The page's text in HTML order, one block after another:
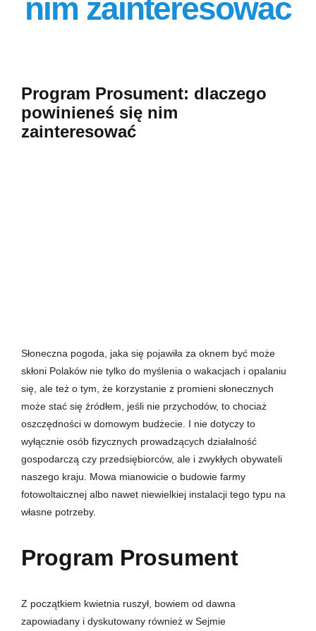
Szkolenia
Kontakt
nim zainteresować
Program Prosument: dlaczego
powinieneś się nim
zainteresować
Słoneczna pogoda, jaka się pojawiła za oknem być może
skłoni Polaków nie tylko do myślenia o wakacjach i opalaniu
się, ale też o tym, że korzystanie z promieni słonecznych
może stać się źródłem, jeśli nie przychodów, to chociaż
oszczędności w domowym budżecie. I nie dotyczy to
wyłącznie osób fizycznych prowadzących działalność
gospodarczą czy przedsiębiorców, ale i zwykłych obywateli
naszego kraju. Mowa mianowicie o budowie farmy
fotowoltaicznej albo nawet niewielkiej instalacji tego typu na
własne potrzeby.
Program Prosument
Z początkiem kwietnia ruszył, bowiem od dawna
zapowiadany i dyskutowany również w Sejmie